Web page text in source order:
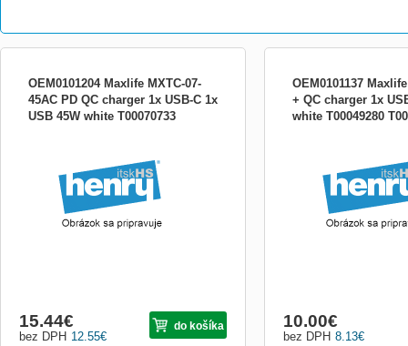
OEM0101204 Maxlife MXTC-07-
45AC PD QC charger 1x USB-C 1x
USB 45W white T00070733
12.55€
bez DPH
15.44€ do košíka
OEM0101137
+ QC charger 1x
white T00049280
Delivery (PD) a Quick
nabije akékoľvek
nabíjanie smartfónov a
elektroniky. Štanda
8.13€
bez DPH
10.00€